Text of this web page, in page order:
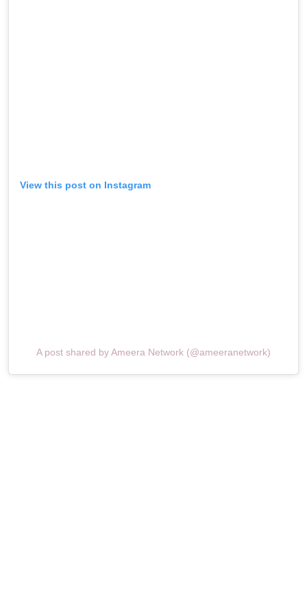
View this post on Instagram
A post shared by Ameera Network (@ameeranetwork)